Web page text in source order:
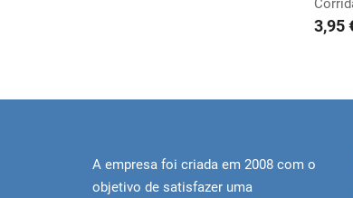
3,95
A empresa foi criada em 2008 com o
objetivo de satisfazer uma